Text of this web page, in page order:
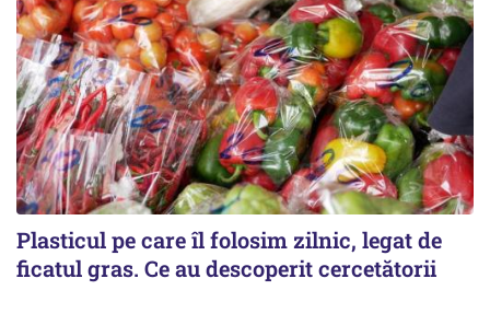
Plasticul pe care îl folosim zilnic, legat de
ficatul gras. Ce au descoperit cercetătorii